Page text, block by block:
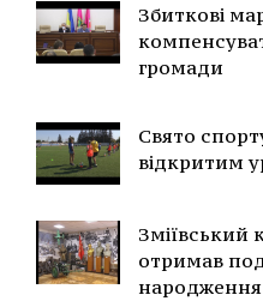
Збиткові
громади
Свято
відкритим
Зміївський
отримав
народження